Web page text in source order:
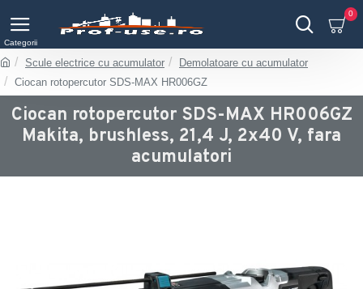
0
Scule electrice cu acumulator
Demolatoare cu acumulator
Ciocan rotopercutor SDS-MAX HR006GZ
Ciocan rotopercutor SDS-MAX HR006GZ
Makita, brushless, 21,4 J, 2x40 V, fara
acumulatori